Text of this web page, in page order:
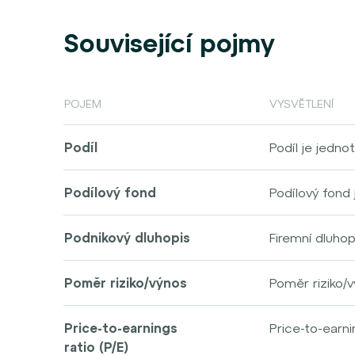
Související pojmy
POJEM VYSVĚTLENÍ
Podíl
Podíl je
celkového
jeho aktiv. V
se na jejích
Podílový fond
Podílový fond
je do různých
Investor za
podílu
Fond
Podnikový dluhopis
Firemní
dluhopisu
zavazuje
sazbu a
jeho cena na
Poměr riziko/výnos
Poměr riziko/
podstoupit k
které nejlépe
Price-to-earnings
ratio (P/E)
Price-to-